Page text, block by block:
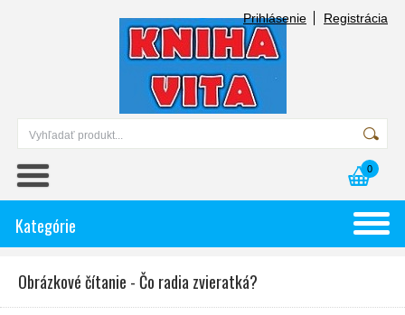
Prihlásenie Registrácia
0
Kategórie
Obrázkové čítanie - Čo radia zvieratká?